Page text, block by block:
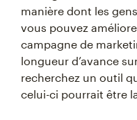
manière dont les
vous pouvez
campagne de
longueur d’avance
recherchez un outil
celui-ci pourrait être